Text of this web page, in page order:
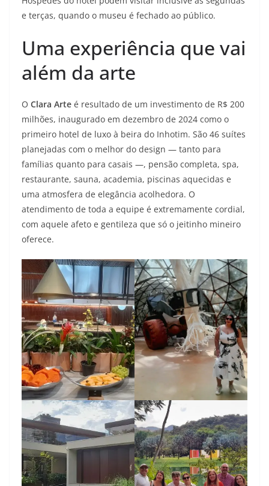
e terças, quando o museu é fechado ao público.
Uma experiência que vai
além da arte
O Clara Arte é resultado de um investimento de R$ 200
milhões, inaugurado em dezembro de 2024 como o
primeiro hotel de luxo à beira do Inhotim. São 46 suítes
planejadas com o melhor do design — tanto para
famílias quanto para casais —, pensão completa, spa,
restaurante, sauna, academia, piscinas aquecidas e
uma atmosfera de elegância acolhedora. O
atendimento de toda a equipe é extremamente cordial,
com aquele afeto e gentileza que só o jeitinho mineiro
oferece.